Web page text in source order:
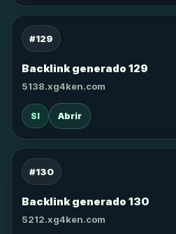
#129
Backlink generado 129
5138.xg4ken.com
SI Abrir
#130
Backlink generado 130
5212.xg4ken.com